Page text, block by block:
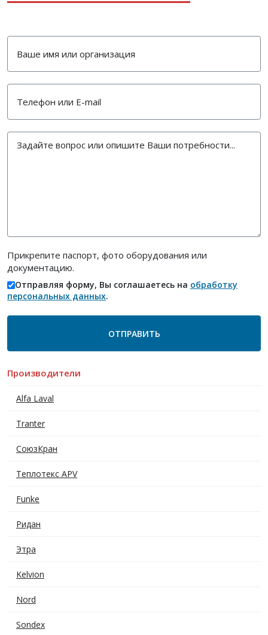
Производители
Alfa Laval
Tranter
СоюзКран
Теплотекс APV
Funke
Ридан
Этра
Kelvion
Nord
Sondex
Прикрепите паспорт, фото оборудования или
документацию.
Отправляя форму, Вы соглашаетесь на обработку
персональных данных.